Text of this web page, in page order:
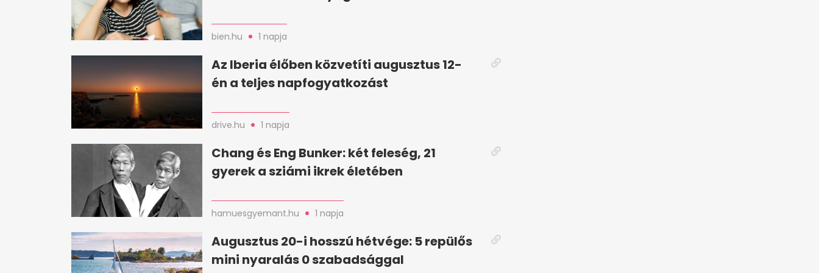
bien.hu 1 napja
Az Iberia élőben közvetíti augusztus 12-
én a teljes napfogyatkozást
drive.hu 1 napja
Chang és Eng Bunker: két feleség, 21
gyerek a sziámi ikrek életében
hamuesgyemant.hu 1 napja
Augusztus 20-i hosszú hétvége: 5 repülős
mini nyaralás 0 szabadsággal